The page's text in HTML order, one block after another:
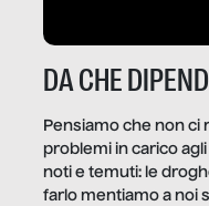
DA CHE
Pensiamo che non ci
problemi in carico
noti e temuti: le
farlo mentiamo a noi